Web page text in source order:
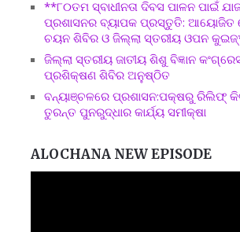
**୮୦ତମ ସ୍ବାଧୀନତା ଦିବସ ପାଳନ ପାଇଁ
ପ୍ରଶାସନର ବ୍ୟାପକ ପ୍ରସ୍ତୁତି: ଆୟୋଜିତ
ଚୟନ ଶିବିର ଓ ଜିଲ୍ଲା ସ୍ତରୀୟ ଓପନ
ଜିଲ୍ଲା ସ୍ତରୀୟ ଜାତୀୟ ଶିଶୁ ବିଜ୍ଞାନ
ପ୍ରଶିକ୍ଷଣ ଶିବିର ଅନୁଷ୍ଠିତ
ବନ୍ୟାଞ୍ଚଳରେ ପ୍ରଶାସନ:ପକ୍ଷରୁ ରିଲିଫ୍
ତୁରନ୍ତ ପୁନରୁଦ୍ଧାର କାର୍ଯ୍ୟ ସମୀକ୍ଷା
ALOCHANA NEW EPISODE